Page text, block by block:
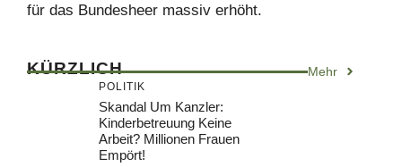
für das Bundesheer massiv erhöht.
KÜRZLICH Mehr
POLITIK
Skandal Um Kanzler:
Kinderbetreuung Keine
Arbeit? Millionen Frauen
Empört!